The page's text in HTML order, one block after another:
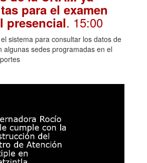
para el examen
presencial. 15:00
sistema para consultar los datos de
algunas sedes programadas en el